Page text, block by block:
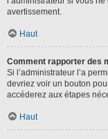
avertissement.
Haut
Comment rapporter des
Si l’administrateur l’a
devriez voir un bouton
accéderez aux étapes
Haut